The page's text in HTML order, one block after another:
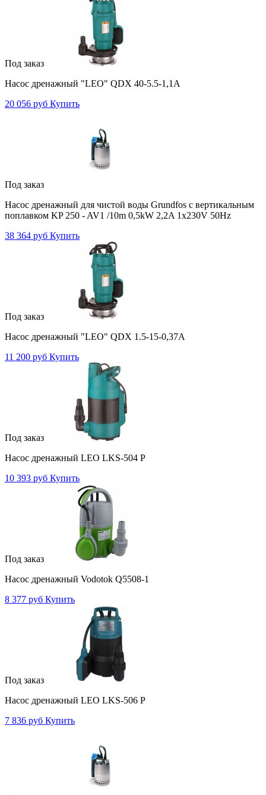
Под заказ
Насос дренажный "LEO" QDX 40-5.5-1,1А
20 056 руб Купить
Под заказ
Насос дренажный для чистой воды Grundfos с вертикальным
поплавком KP 250 - AV1 /10m 0,5kW 2,2A 1x230V 50Hz
38 364 руб Купить
Под заказ
Насос дренажный "LEO" QDX 1.5-15-0,37А
11 200 руб Купить
Под заказ
Насос дренажный LEO LKS-504 P
10 393 руб Купить
Под заказ
Насос дренажный Vodotok Q5508-1
8 377 руб Купить
Под заказ
Насос дренажный LEO LKS-506 P
7 836 руб Купить